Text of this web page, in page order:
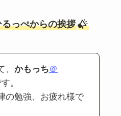
っぺからの挨拶
かもっち＠
。
の勉強、お疲れ様で